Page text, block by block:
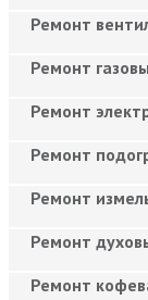
Ремонт
Ремонт
Ремонт
Ремонт
Ремонт
Ремонт
Ремонт